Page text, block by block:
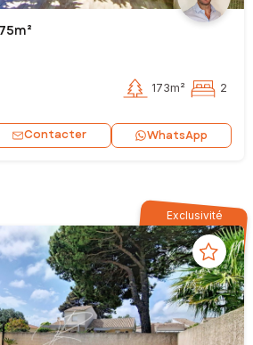
173m² 2
Contacter WhatsApp
Exclusivité